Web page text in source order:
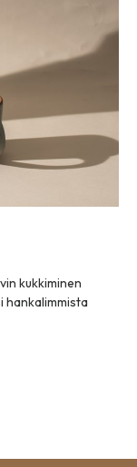
kukkiminen
hankalimmista